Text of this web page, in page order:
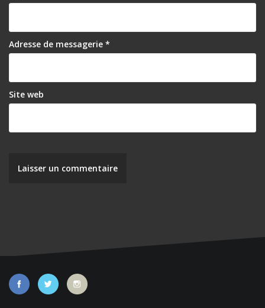
Adresse de messagerie *
Site web